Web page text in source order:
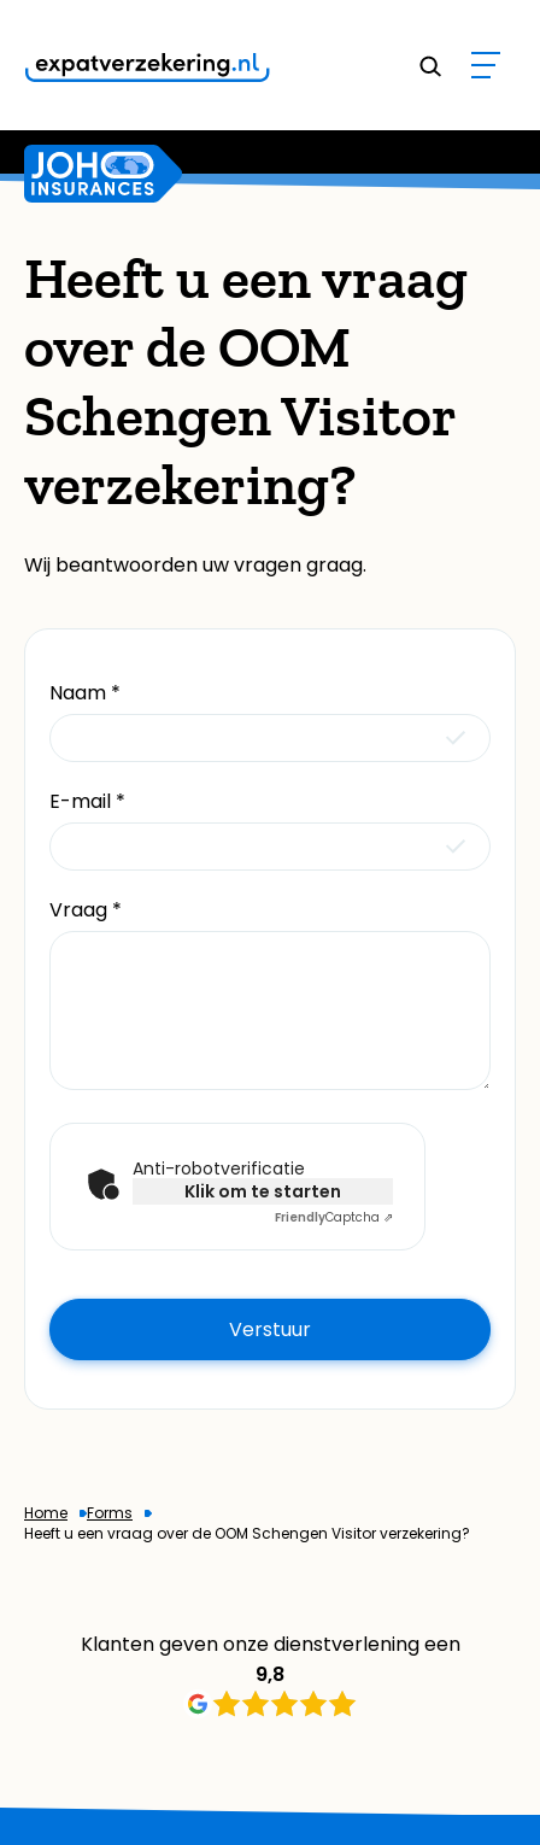
Klanten geven onze dienstverlening een
Heeft u een vraag
over de OOM
Schengen Visitor
verzekering?
Wij beantwoorden uw vragen graag.
Naam *
E-mail *
Vraag *
Anti-robotverificatie
Klik om te starten
FriendlyCaptcha ⇗
Home
Forms
Heeft u een vraag over de OOM Schengen Visitor verzekering?
Klanten geven onze dienstverlening een
9,8